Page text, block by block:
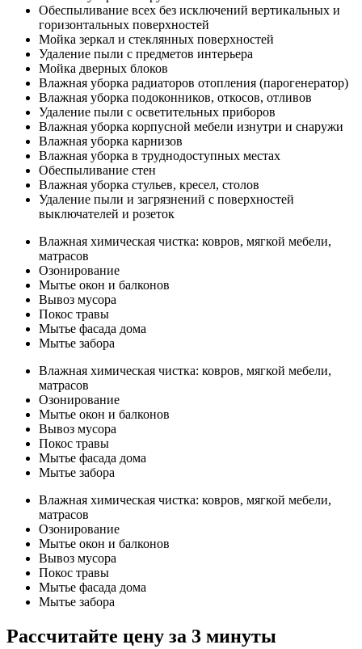
Обеспыливание всех без исключений вертикальных и
горизонтальных поверхностей
Мойка зеркал и стеклянных поверхностей
Удаление пыли с предметов интерьера
Мойка дверных блоков
Влажная уборка радиаторов отопления (парогенератор)
Влажная уборка подоконников, откосов, отливов
Удаление пыли с осветительных приборов
Влажная уборка корпусной мебели изнутри и снаружи
Влажная уборка карнизов
Влажная уборка в труднодоступных местах
Обеспыливание стен
Влажная уборка стульев, кресел, столов
Удаление пыли и загрязнений с поверхностей
выключателей и розеток
Влажная химическая чистка: ковров, мягкой мебели,
матрасов
Озонирование
Мытье окон и балконов
Вывоз мусора
Покос травы
Мытье фасада дома
Мытье забора
Влажная химическая чистка: ковров, мягкой мебели,
матрасов
Озонирование
Мытье окон и балконов
Вывоз мусора
Покос травы
Мытье фасада дома
Мытье забора
Влажная химическая чистка: ковров, мягкой мебели,
матрасов
Озонирование
Мытье окон и балконов
Вывоз мусора
Покос травы
Мытье фасада дома
Мытье забора
Рассчитайте цену за 3 минуты